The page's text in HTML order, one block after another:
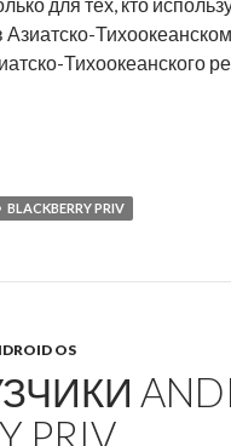
Тихоокеанского
новую бета-
BLACKBERRY PRIV
OS
PRIV